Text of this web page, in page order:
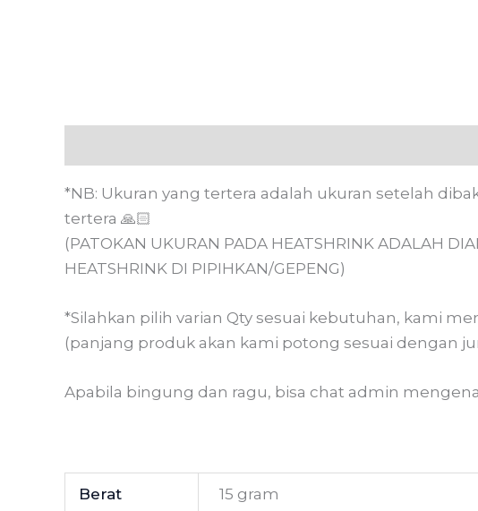
*NB: Ukuran yang tertera adalah ukuran setelah
tertera 🙏🏻
(PATOKAN UKURAN PADA HEATSHRINK ADALAH
HEATSHRINK DI PIPIHKAN/GEPENG)
*Silahkan pilih varian Qty sesuai kebutuhan, kami
(panjang produk akan kami potong sesuai dengan
Apabila bingung dan ragu, bisa chat admin
Berat 15 gram